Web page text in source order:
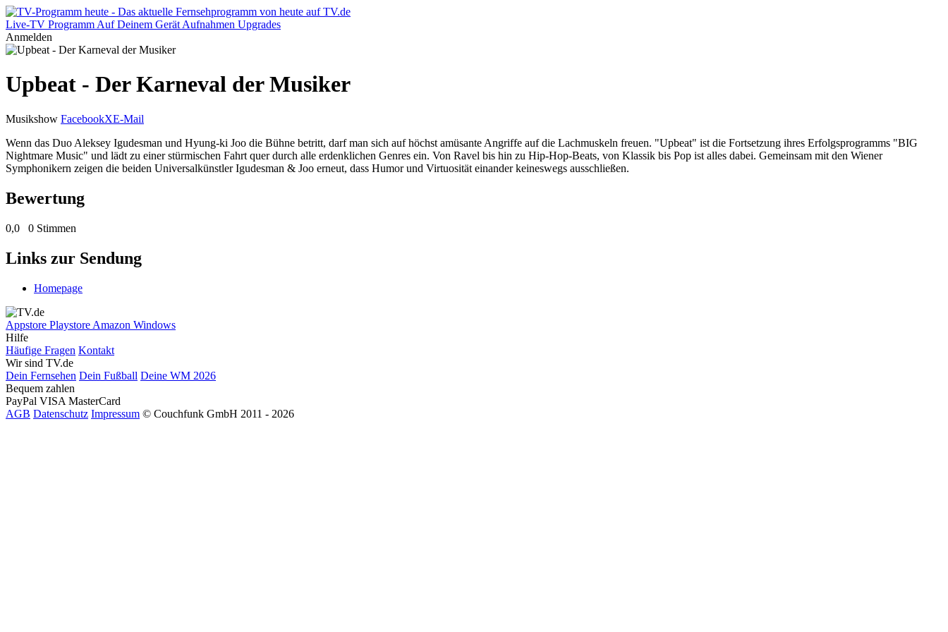
Live-TV Programm Auf Deinem Gerät Aufnahmen Upgrades
Anmelden
Upbeat - Der Karneval der Musiker
Musikshow FacebookXE-Mail
Wenn das Duo Aleksey Igudesman und Hyung-ki Joo die Bühne betritt, darf man sich auf höchst amüsante Angriffe auf die Lachmuskeln freuen. "Upbeat" ist die Fortsetzung ihres Erfolgsprogramms "BIG
Nightmare Music" und lädt zu einer stürmischen Fahrt quer durch alle erdenklichen Genres ein. Von Ravel bis hin zu Hip-Hop-Beats, von Klassik bis Pop ist alles dabei. Gemeinsam mit den Wiener
Symphonikern zeigen die beiden Universalkünstler Igudesman & Joo erneut, dass Humor und Virtuosität einander keineswegs ausschließen.
Bewertung
0,0 0 Stimmen
Links zur Sendung
Homepage
Appstore Playstore Amazon Windows
Hilfe
Häufige Fragen Kontakt
Wir sind TV.de
Dein Fernsehen Dein Fußball Deine WM 2026
Bequem zahlen
PayPal VISA MasterCard
AGB Datenschutz Impressum © Couchfunk GmbH 2011 - 2026